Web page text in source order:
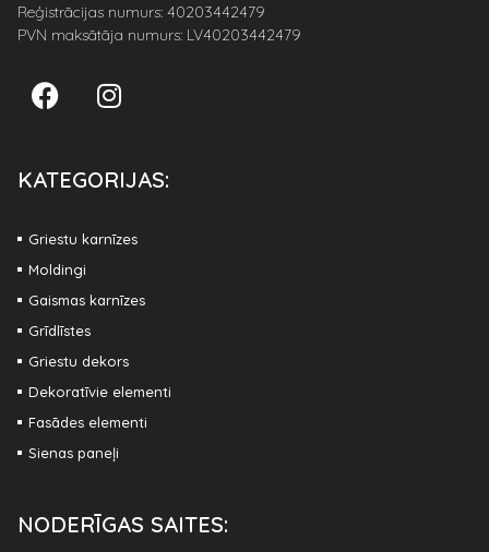
Reģistrācijas numurs: 40203442479
PVN maksātāja numurs: LV40203442479
KATEGORIJAS:
Griestu karnīzes
Moldingi
Gaismas karnīzes
Grīdlīstes
Griestu dekors
Dekoratīvie elementi
Fasādes elementi
Sienas paneļi
NODERĪGAS SAITES: